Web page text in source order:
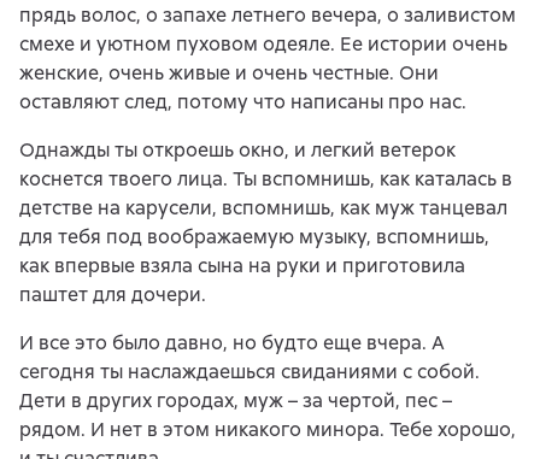
прядь волос, о запахе летнего вечера, о заливистом
смехе и уютном пуховом одеяле. Ее истории очень
женские, очень живые и очень честные. Они
оставляют след, потому что написаны про нас.
Однажды ты откроешь окно, и легкий ветерок
коснется твоего лица. Ты вспомнишь, как каталась в
детстве на карусели, вспомнишь, как муж танцевал
для тебя под воображаемую музыку, вспомнишь,
как впервые взяла сына на руки и приготовила
паштет для дочери.
И все это было давно, но будто еще вчера. А
сегодня ты наслаждаешься свиданиями с собой.
Дети в других городах, муж – за чертой, пес –
рядом. И нет в этом никакого минора. Тебе хорошо,